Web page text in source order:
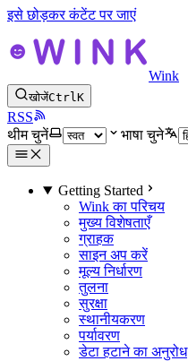
इसे छोड़कर कंटेंट पर जाएं
Wink
खोजेंCtrlK
RSS
थीम चुनें
भाषा चुने
Getting Started
Wink का परिचय
मुख्य विशेषताएँ
ग्राहक
साइन अप करें
मूल्य निर्धारण
तुलना
सुरक्षा
स्थानीयकरण
पर्यावरण
डेटा हटाने का अनुरोध